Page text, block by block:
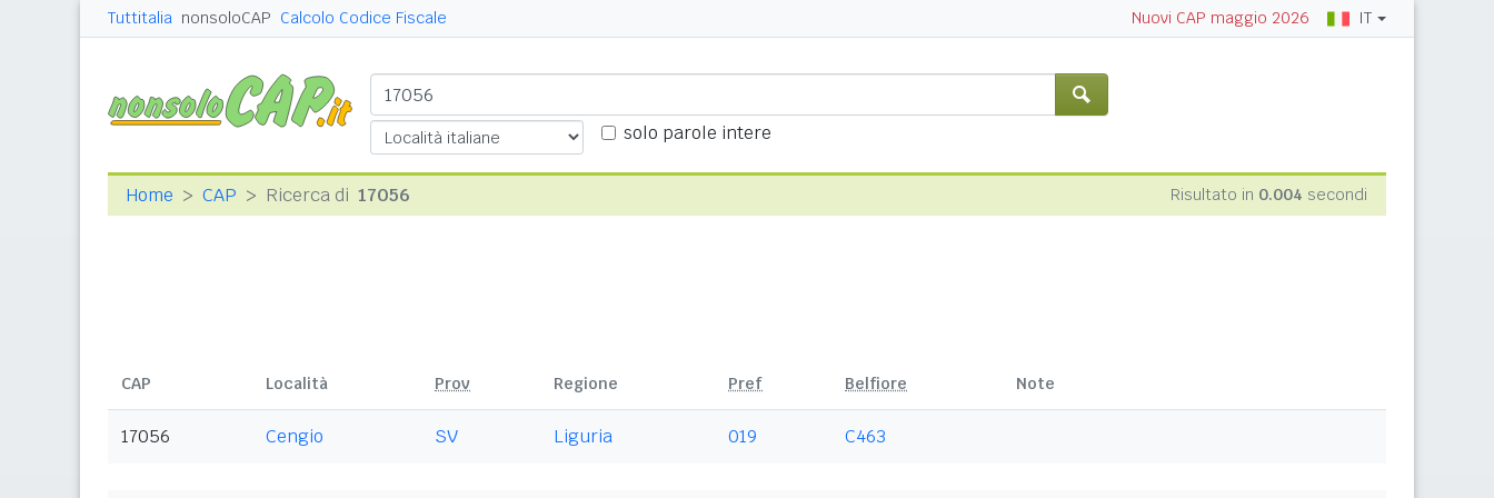
Tuttitalia nonsoloCAP Calcolo Codice Fiscale Nuovi CAP maggio 2026 IT
solo parole intere
Home CAP Ricerca di 17056 Risultato in 0.004 secondi
CAP Località Prov Regione Pref Belfiore Note
17056 Cengio SV Liguria 019 C463